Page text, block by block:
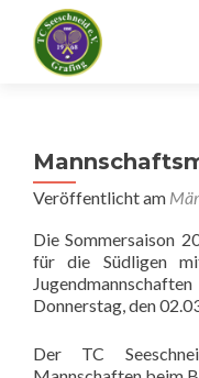
Veröffentlicht am
Die Sommersaison
für die Südligen
Donnerstag, den
Der TC